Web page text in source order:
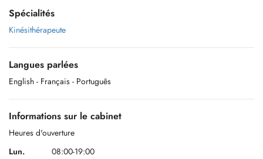
Spécialités
Kinésithérapeute
Langues parlées
English - Français - Português
Informations sur le cabinet
Heures d'ouverture
Lun.
08:00-19:00